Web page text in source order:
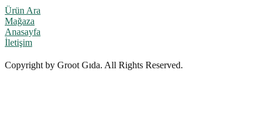
Ürün Ara
Mağaza
Anasayfa
İletişim
Copyright by Groot Gıda. All Rights Reserved.